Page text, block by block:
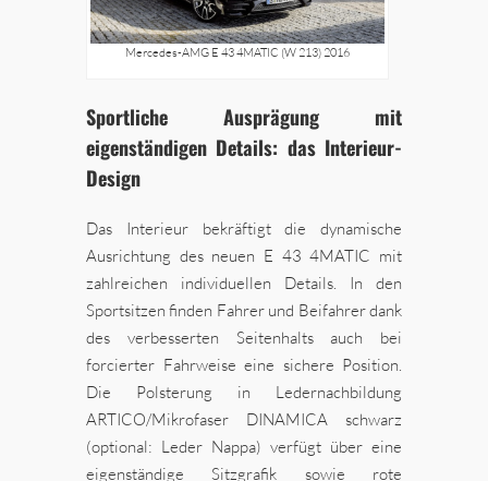
Mercedes-AMG E 43 4MATIC (W 213) 2016
Sportliche Ausprägung mit
eigenständigen Details: das Interieur-
Design
Das Interieur bekräftigt die dynamische
Ausrichtung des neuen E 43 4MATIC mit
zahlreichen individuellen Details. In den
Sportsitzen finden Fahrer und Beifahrer dank
des verbesserten Seitenhalts auch bei
forcierter Fahrweise eine sichere Position.
Die Polsterung in Ledernachbildung
ARTICO/Mikrofaser DINAMICA schwarz
(optional: Leder Nappa) verfügt über eine
eigenständige Sitzgrafik sowie rote